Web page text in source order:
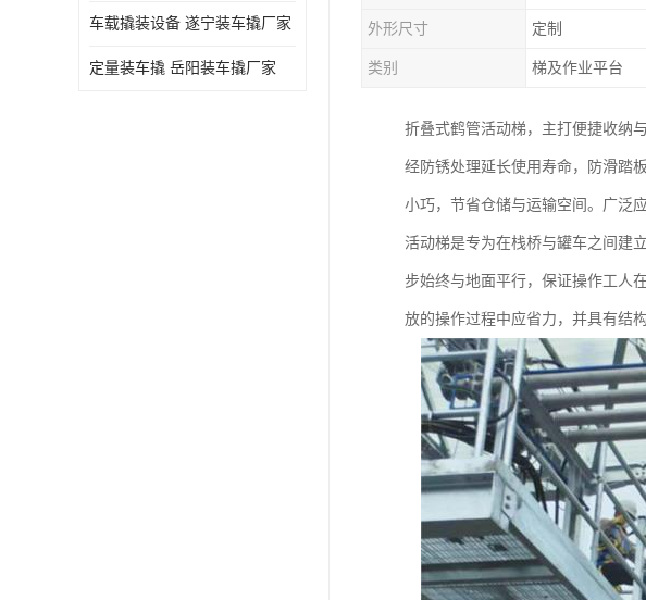
车载撬装设备 遂宁装车撬厂家
定量装车撬 岳阳装车撬厂家
外形尺寸 定制
类别 梯及作业平台
折叠式鹤管活动梯，主打便捷收纳
经防锈处理延长使用寿命，防滑踏
小巧，节省仓储与运输空间。广泛
活动梯是专为在栈桥与罐车之间建
步始终与地面平行，保证操作工人
放的操作过程中应省力，并具有结